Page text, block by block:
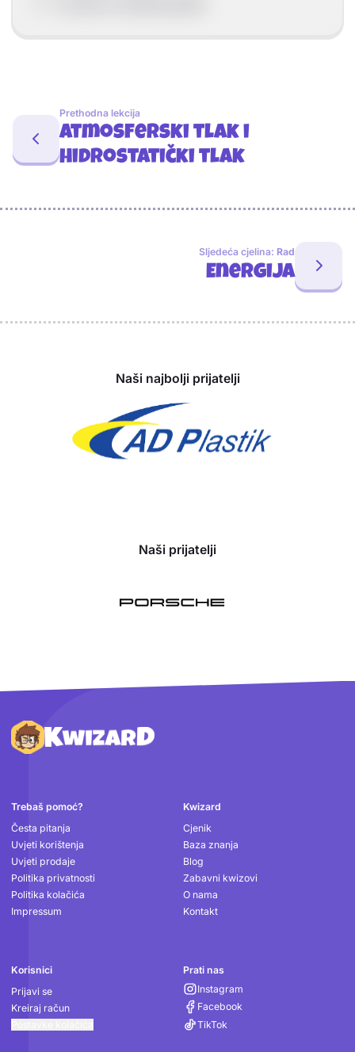
Prethodna lekcija
Atmosferski tlak i
hidrostatički tlak
Sljedeća cjelina: Rad
Energija
Naši najbolji prijatelji
Naši prijatelji
Podnožje
Trebaš pomoć?
Česta pitanja
Uvjeti korištenja
Uvjeti prodaje
Politika privatnosti
Politika kolačića
Impressum
Kwizard
Cjenik
Baza znanja
Blog
Zabavni kwizovi
O nama
Kontakt
Korisnici
Prijavi se
Kreiraj račun
Prati nas
Instagram
Facebook
TikTok